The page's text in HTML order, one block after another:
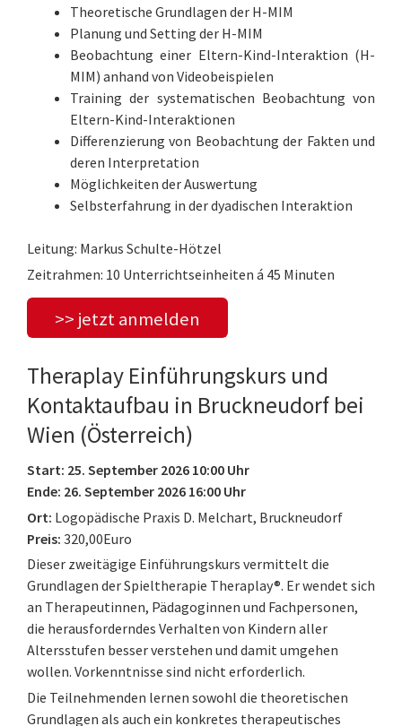
Theoretische Grundlagen der H-MIM
Planung und Setting der H-MIM
Beobachtung einer Eltern-Kind-Interaktion (H-
MIM) anhand von Videobeispielen
Training der systematischen Beobachtung von
Eltern-Kind-Interaktionen
Differenzierung von Beobachtung der Fakten und
deren Interpretation
Möglichkeiten der Auswertung
Selbsterfahrung in der dyadischen Interaktion
Leitung: Markus Schulte-Hötzel
Zeitrahmen: 10 Unterrichtseinheiten á 45 Minuten
>> jetzt anmelden
Theraplay Einführungskurs und
Kontaktaufbau in Bruckneudorf bei
Wien (Österreich)
Start: 25. September 2026 10:00 Uhr
Ende: 26. September 2026 16:00 Uhr
Ort: Logopädische Praxis D. Melchart, Bruckneudorf
Preis: 320,00Euro
Dieser zweitägige Einführungskurs vermittelt die
Grundlagen der Spieltherapie Theraplay®. Er wendet sich
an Therapeutinnen, Pädagoginnen und Fachpersonen,
die herausforderndes Verhalten von Kindern aller
Altersstufen besser verstehen und damit umgehen
wollen. Vorkenntnisse sind nicht erforderlich.
Die Teilnehmenden lernen sowohl die theoretischen
Grundlagen als auch ein konkretes therapeutisches